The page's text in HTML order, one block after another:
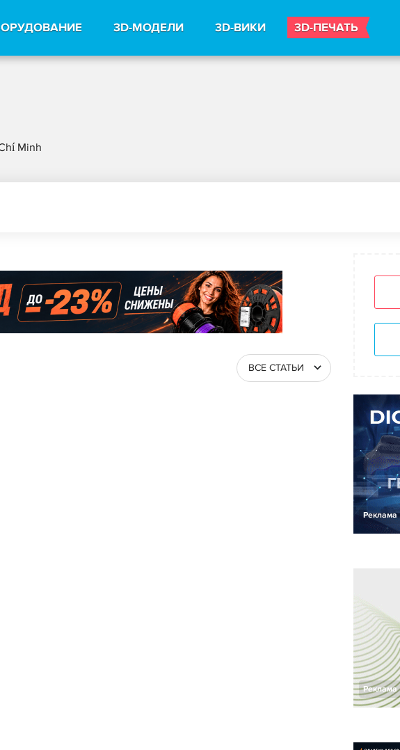
3D-МОДЕЛИ 3D-ВИКИ 3D-ПЕЧАТЬ
Minh
ВСЕ СТАТЬИ
Реклама
Реклама